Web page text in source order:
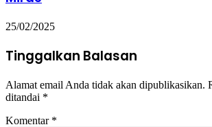
25/02/2025
Tinggalkan Balasan
Alamat email Anda tidak akan dipublikasikan.
ditandai *
Komentar *